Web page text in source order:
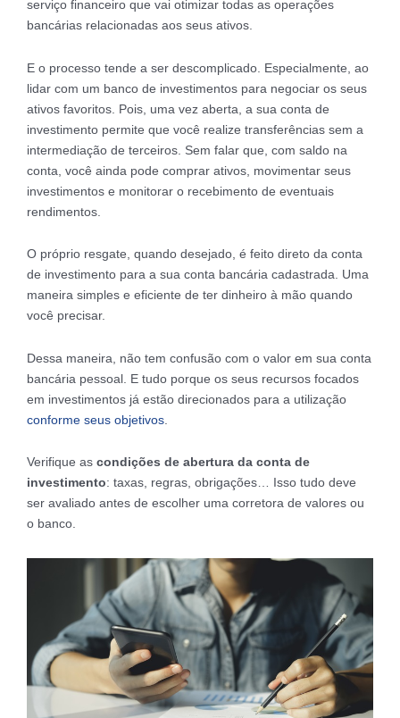
serviço financeiro que vai otimizar todas as operações
bancárias relacionadas aos seus ativos.
E o processo tende a ser descomplicado. Especialmente, ao
lidar com um banco de investimentos para negociar os seus
ativos favoritos. Pois, uma vez aberta, a sua conta de
investimento permite que você realize transferências sem a
intermediação de terceiros. Sem falar que, com saldo na
conta, você ainda pode comprar ativos, movimentar seus
investimentos e monitorar o recebimento de eventuais
rendimentos.
O próprio resgate, quando desejado, é feito direto da conta
de investimento para a sua conta bancária cadastrada. Uma
maneira simples e eficiente de ter dinheiro à mão quando
você precisar.
Dessa maneira, não tem confusão com o valor em sua conta
bancária pessoal. E tudo porque os seus recursos focados
em investimentos já estão direcionados para a utilização
conforme seus objetivos
Verifique as condições de abertura da conta de
investimento: taxas, regras, obrigações… Isso tudo deve
ser avaliado antes de escolher uma corretora de valores ou
o banco.